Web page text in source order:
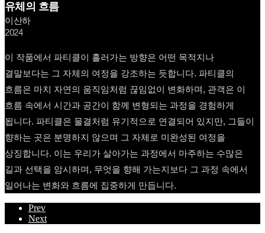
유체의 흐름
이산하
2024
이 작품에서 파티클이 흘러가는 방향은 어떤 목적지나
결말보다는 그 자체의 여정을 강조하는 듯합니다. 파티클의
흐름은 마치 자연의 움직임처럼 끊임없이 변화하며, 관객은 이
흐름 속에서 시간과 공간이 함께 변형되는 과정을 경험하게
됩니다. 파티클은 물결처럼 유기적으로 연결되어 있지만, 그들이
향하는 곳은 분명하지 않으며 그 자체로 미완성된 여정을
상징합니다. 이는 우리가 살아가는 과정에서 마주하는 수많은
길과 선택을 암시하며, 무엇을 향해 가는지보다 그 과정 속에서
일어나는 변화와 흐름에 집중하게 만듭니다.
Prev
Next